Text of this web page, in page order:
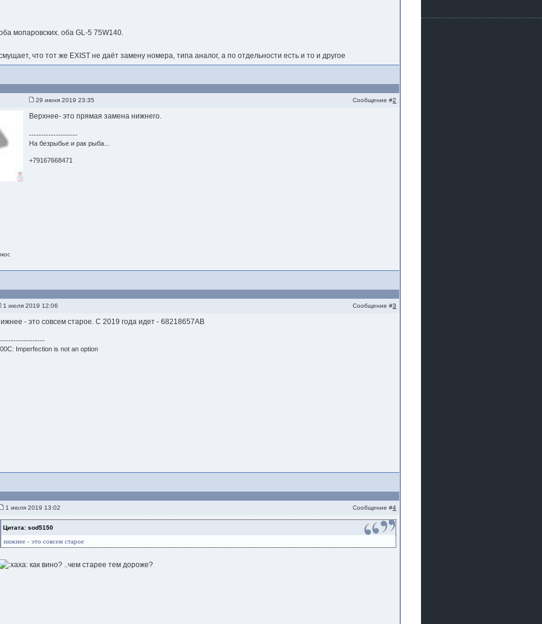
мопаровских. оба GL-5 75W140.
что тот же EXIST не даёт замену номера, типа аналог, а по отдельности есть и то и другое
29 июня 2019 23:35 Сообщение #2
Верхнее- это прямая замена нижнего.
--------------------
На безрыбье и рак рыба...
+79167668471
1 июля 2019 12:06 Сообщение #3
- это совсем старое. С 2019 года идет - 68218657AB
Imperfection is not an option
1 июля 2019 13:02 Сообщение #4
Цитата: sod5150
нижнее - это совсем старое
как вино? ..чем старее тем дороже?